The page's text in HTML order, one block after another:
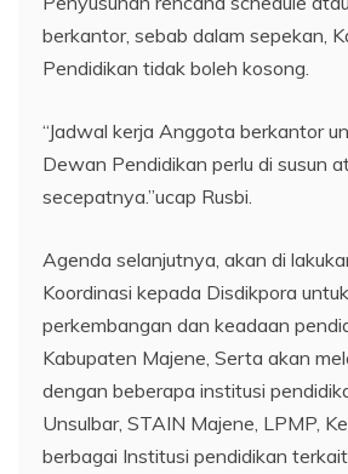
berkantor, sebab dalam sepekan,
Pendidikan tidak boleh kosong.
“Jadwal kerja Anggota berkantor
Dewan Pendidikan perlu di susun
secepatnya.”ucap Rusbi.
Agenda selanjutnya, akan di
Koordinasi kepada Disdikpora
perkembangan dan keadaan
Kabupaten Majene, Serta akan
dengan beberapa institusi
Unsulbar, STAIN Majene, LPMP,
berbagai Institusi pendidikan